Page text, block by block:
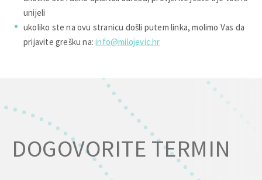
unijeli
ukoliko ste na ovu stranicu došli putem linka, molimo Vas da
prijavite grešku na:info@milojevic.hr
DOGOVORITE TERMIN